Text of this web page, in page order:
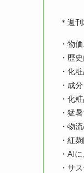
＊週
・物
・歴
・化
・成
・化
・猛
・物
・紅
・AI
・サ